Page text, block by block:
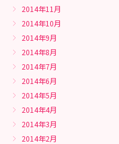
2014年11月
2014年10月
2014年9月
2014年8月
2014年7月
2014年6月
2014年5月
2014年4月
2014年3月
2014年2月